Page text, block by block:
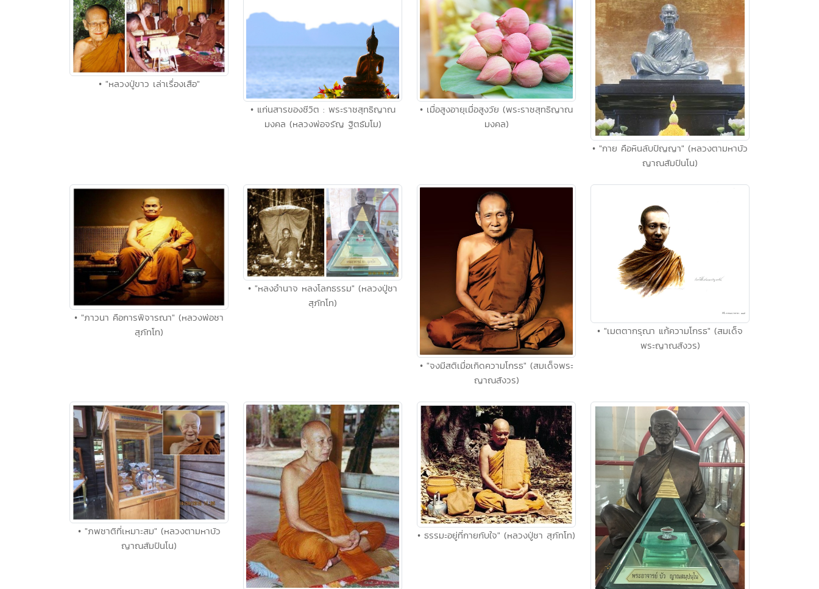
• "หลวงปู่ขาว เล่าเรื่องเสือ"
• แก่นสารของชีวิต : พระราชสุทธิญาณ
มงคล (หลวงพ่อจรัญ ฐิตธัมโม)
• เมื่อสูงอายุเมื่อสูงวัย (พระราชสุทธิญาณ
มงคล)
• "กาย คือหินลับปัญญา" (หลวงตามหาบัว
ญาณสัมปันโน)
• "ภาวนา คือการพิจารณา" (หลวงพ่อชา
สุภัทโท)
• "หลงอำนาจ หลงโลกธรรม" (หลวงปู่ชา
สุภัทโท)
• "จงมีสติเมื่อเกิดความโกรธ" (สมเด็จพระ
ญาณสังวร)
• "เมตตากรุณา แก้ความโกรธ" (สมเด็จ
พระญาณสังวร)
• "ภพชาติที่เหมาะสม" (หลวงตามหาบัว
ญาณสัมปันโน)
• ธรรมะอยู่ที่กายกับใจ" (หลวงปู่ชา สุภัทโท)